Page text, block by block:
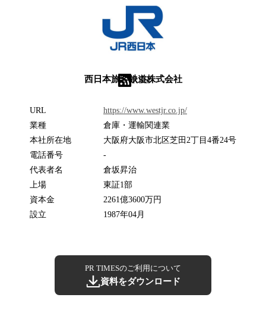
西日本旅客鉄道株式会社
RSS
URL
https://www.westjr.co.jp/
業種
倉庫・運輸関連業
本社所在地
大阪府大阪市北区芝田2丁目4番24号
電話番号
-
代表者名
倉坂昇治
上場
東証1部
資本金
2261億3600万円
設立
1987年04月
PR TIMESのご利用について
資料をダウンロード